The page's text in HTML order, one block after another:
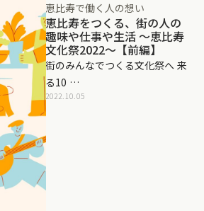
恵比寿で働く人の想い
恵比寿をつくる、街の人の
趣味や仕事や生活 〜恵比寿
文化祭2022〜【前編】
街のみんなでつくる文化祭へ 来
る10 …
2022.10.05